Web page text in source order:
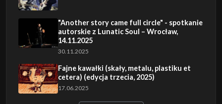
"Another story came full circle" - spotkanie
autorskie z Lunatic Soul – Wrocław,
14.11.2025
30.11.2025
Fajne kawałki (skały, metalu, plastiku et
cetera) (edycja trzecia, 2025)
17.06.2025